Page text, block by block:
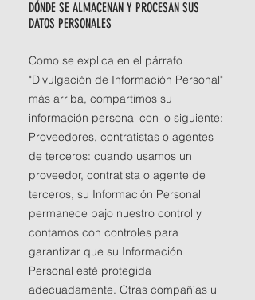
DÓNDE SE ALMACENAN Y PROCESAN SUS
DATOS PERSONALES
Como se explica en el párrafo
"Divulgación de Información Personal"
más arriba, compartimos su
información personal con lo siguiente:
Proveedores, contratistas o agentes
de terceros: cuando usamos un
proveedor, contratista o agente de
terceros, su Información Personal
permanece bajo nuestro control y
contamos con controles para
garantizar que su Información
Personal esté protegida
adecuadamente. Otras compañías u